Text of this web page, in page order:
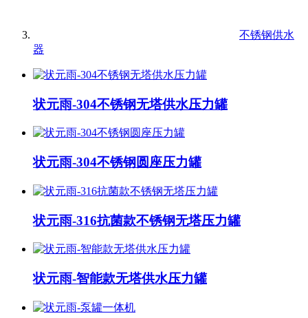
不锈钢供水
器
状元雨-304不锈钢无塔供水压力罐
状元雨-304不锈钢圆座压力罐
状元雨-316抗菌款不锈钢无塔压力罐
状元雨-智能款无塔供水压力罐